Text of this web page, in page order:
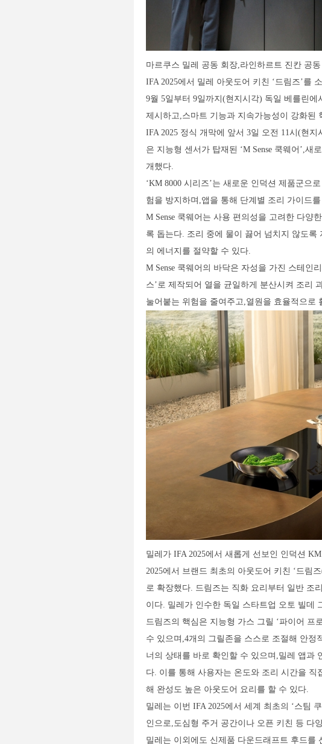
마르쿠스 밀레 공동 회장,라인하르트 진칸 공
IFA 2025에서 밀레 아웃도어 키친 ‘드림즈’를
9월 5일부터 9일까지(현지시각) 독일 베를린에
제시하고,스마트 기능과 지속가능성이 강화된
IFA 2025 정식 개막에 앞서 3일 오전 11시(현
은 지능형 센서가 탑재된 ‘M Sense 쿡웨어’,새
개했다.
‘KM 8000 시리즈’는 새로운 인덕션 제품군으
험을 방지하며,앱을 통해 단계별 조리 가이드
M Sense 쿡웨어는 사용 편의성을 고려한 다양
록 돕는다. 조리 중에 물이 끓어 넘치지 않도
의 에너지를 절약할 수 있다.
M Sense 쿡웨어의 바닥은 자성을 가진 스테인
스’로 제작되어 열을 균일하게 분산시켜 조리
눌어붙는 위험을 줄여주고,열원을 효율적으로
밀레가 IFA 2025에서 새롭게 선보인 인덕션
2025에서 브랜드 최초의 아웃도어 키친 ‘드림
로 확장했다. 드림즈는 직화 요리부터 일반 조
이다. 밀레가 인수한 독일 스타트업 오토 빌데
드림즈의 핵심은 지능형 가스 그릴 ‘파이어 프
수 있으며,4개의 그릴존을 스스로 조절해 안
너의 상태를 바로 확인할 수 있으며,밀레 앱과
다. 이를 통해 사용자는 온도와 조리 시간을
해 완성도 높은 아웃도어 요리를 할 수 있다.
밀레는 이번 IFA 2025에서 세계 최초의 ‘스팀
인으로,도심형 주거 공간이나 오픈 키친 등 다
밀레는 이외에도 신제품 다운드래프트 후드를